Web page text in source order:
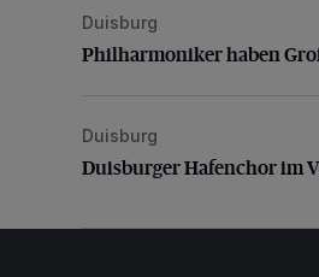
Philharmoniker haben
Duisburg
Philharmoniker haben
Duisburger Hafenchor im
Duisburg
Duisburger Hafenchor im